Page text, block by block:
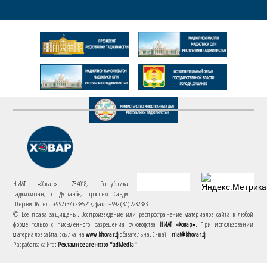
НИАТ «Ховар»: 734018, Республика
Таджикистан, г. Душанбе, проспект Саъди
Шерози 16. тел.: +992 (37) 2385217, факс: +992 (37) 2232383
© Все права защищены. Воспроизведение или распространение материалов сайта в любой
форме только с письменного разрешения руководства НИАТ «Ховар». При использовании
материалов сайта, ссылка наwww.khovar.tjобязательна. E-mail: niat@khovar.tj
Разработка сайта: Рекламное агентство "adMedia"